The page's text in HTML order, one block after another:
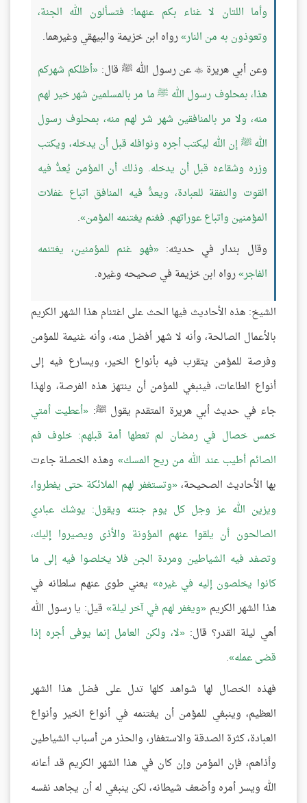
وأما اللتان لا غناء بكم عنهما: فتسألون الله الجنة،
وتعوذون به من النار رواه ابن خزيمة والبيهقي وغيرهما.
وعن أبي هريرة عن رسول الله ﷺ قال: أظلكم شهركم
هذا، بمحلوف رسول الله ﷺ ما مر بالمسلمين شهر خير لهم
منه، ولا مر بالمنافقين شهر شر لهم منه، بمحلوف رسول
الله ﷺ إن الله ليكتب أجره ونوافله قبل أن يدخله، ويكتب
وزره وشقاءه قبل أن يدخله. وذلك أن المؤمن يُعدُّ فيه
القوت والنفقة للعبادة، ويعدُّ فيه المنافق اتباع غفلات
المؤمنين واتباع عوراتهم. فغنم يغتنمه المؤمن .
وقال بندار في حديثه: فهو غنم للمؤمنين، يغتنمه
الفاجر رواه ابن خزيمة في صحيحه وغيره.
الشيخ: هذه الأحاديث فيها الحث على اغتنام هذا الشهر الكريم
بالأعمال الصالحة، وأنه لا شهر أفضل منه، وأنه غنيمة للمؤمن
وفرصة للمؤمن يتقرب فيه بأنواع الخير، ويسارع فيه إلى
أنواع الطاعات، فينبغي للمؤمن أن ينتهز هذه الفرصة، ولهذا
جاء في حديث أبي هريرة المتقدم يقول ﷺ: أعطيت أمتي
خمس خصال في رمضان لم تعطها أمة قبلهم: خلوف فم
الصائم أطيب عند الله من ريح المسك وهذه الخصلة جاءت
بها الأحاديث الصحيحة، وتستغفر لهم الملائكة حتى يفطروا،
ويزين الله عز وجل كل يوم جنته ويقول: يوشك عبادي
الصالحون أن يلقوا عنهم المؤونة والأذى ويصيروا إليك،
وتصفد فيه الشياطين ومردة الجن فلا يخلصوا فيه إلى ما
كانوا يخلصون إليه في غيره
يعني طوى عنهم سلطانه في
هذا الشهر الكريم ويغفر لهم في آخر ليلة قيل: يا رسول الله
أهي ليلة القدر؟ قال: لا، ولكن العامل إنما يوفى أجره إذا
قضى عمله .
فهذه الخصال لها شواهد كلها تدل على فضل هذا الشهر
العظيم، وينبغي للمؤمن أن يغتنمه في أنواع الخير وأنواع
العبادة، كثرة الصدقة والاستغفار، والحذر من أسباب الشياطين
وأذاهم، فإن المؤمن وإن كان في هذا الشهر الكريم قد أعانه
الله ويسر أمره وأضعف شيطانه، لكن ينبغي له أن يجاهد نفسه